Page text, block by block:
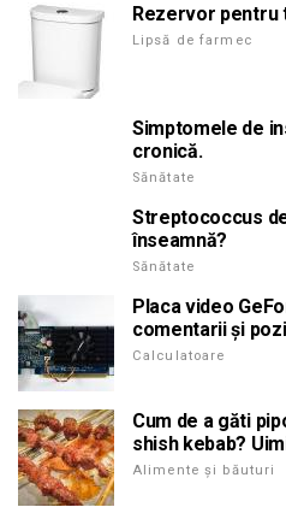
Rezervor pentru
Lipsă de farmec
Simptomele de
cronică.
Sănătate
Streptococcus
înseamnă?
Sănătate
Placa video
comentarii și
Calculatoare
Cum de a găti
shish kebab?
Alimente și băuturi